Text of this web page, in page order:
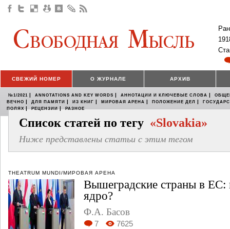
СВЕЖИЙ НОМЕР О ЖУРНАЛЕ АРХИВ
№1/2021 | ANNOTATIONS AND KEY WORDS | АННОТАЦИИ И КЛЮЧЕВЫЕ СЛОВА |
ВЕЧНО | ДЛЯ ПАМЯТИ | ИЗ КНИГ | МИРОВАЯ АРЕНА | ПОЛОЖЕНИЕ ДЕЛ |
ПОЛЯХ | РЕЦЕНЗИИ | РАЗНОЕ
Список статей по тегу «Slovakia»
Ниже представлены статьи с этим тегом
THEATRUM MUNDI/МИРОВАЯ АРЕНА
Вышеградские страны в ЕС:
ядро?
Ф.А. Басов
7 7625